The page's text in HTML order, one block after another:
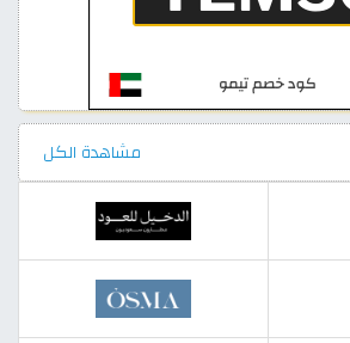
مشاهدة الكل